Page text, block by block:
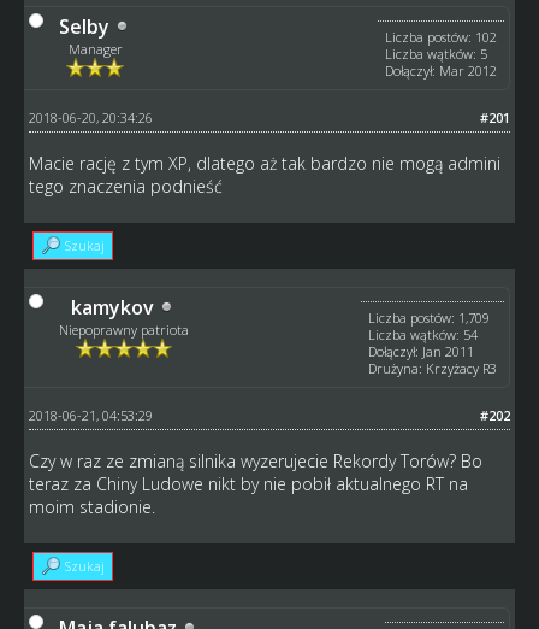
Selby
Manager
Liczba postów: 102
Liczba wątków: 5
Dołączył: Mar 2012
#201
2018-06-20, 20:34:26
Macie rację z tym XP, dlatego aż tak bardzo nie mogą admini
tego znaczenia podnieść
Szukaj
kamykov
Niepoprawny patriota
Liczba postów: 1,709
Liczba wątków: 54
Dołączył: Jan 2011
Drużyna: Krzyżacy R3
#202
2018-06-21, 04:53:29
Czy w raz ze zmianą silnika wyzerujecie Rekordy Torów? Bo
teraz za Chiny Ludowe nikt by nie pobił aktualnego RT na
moim stadionie.
Szukaj